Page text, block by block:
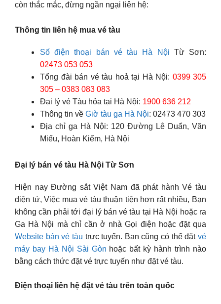
còn thắc mắc, đừng ngần ngại liên hệ:
Thông tin liên hệ mua vé tàu
Số điện thoại bán vé tàu Hà Nội Từ Sơn:
02473 053 053
Tổng đài bán vé tàu hoả tại Hà Nội: 0399 305
305 – 0383 083 083
Đại lý vé Tàu hỏa tại Hà Nội: 1900 636 212
Thông tin về Giờ tàu ga Hà Nội: 02473 470 303
Địa chỉ ga Hà Nội: 120 Đường Lê Duẩn, Văn
Miếu, Hoàn Kiếm, Hà Nội
Đại lý bán vé tàu Hà Nội Từ Sơn
Hiện nay Đường sắt Việt Nam đã phát hành Vé tàu
điện tử, Việc mua vé tàu thuận tiện hơn rất nhiều, Bạn
không cần phải tới đại lý bán vé tàu tại Hà Nội hoặc ra
Ga Hà Nội mà chỉ cần ở nhà Gọi điện hoặc đặt qua
Website bán vé tàu trực tuyến. Bạn cũng có thể đặtvé
máy bay Hà Nội Sài Gòn hoặc bất kỳ hành trình nào
bằng cách thức đặt vé trực tuyến như đặt vé tàu.
Điện thoại liên hệ đặt vé tàu trên toàn quốc